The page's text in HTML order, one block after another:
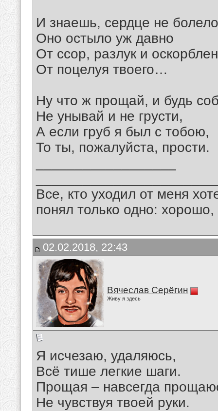
И знаешь, сердце не
Оно остыло уж давно
От ссор, разлук и
От поцелуя твоего…
Ну что ж прощай, и будь
Не унывай и не грусти,
А если груб я был с тобою,
То ты, пожалуйста, прости.
Все, кто уходил от меня
понял только одно:
02.02.2018, 22:43
Вячеслав Серёгин
Живу я здесь
Я исчезаю, удаляюсь,
Всё тише легкие шаги.
Прощая – навсегда
Не чувствуя твоей руки.